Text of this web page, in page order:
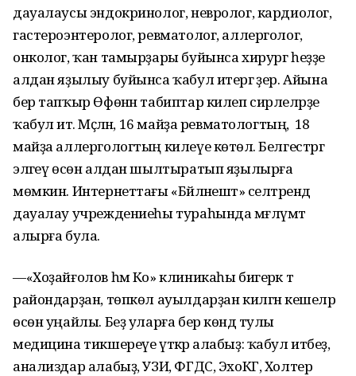
дауалаусы эндокринолог, невролог, кардиолог,
гастероэнтеролог, ревматолог, аллерголог,
онколог, ҡан тамырҙары буйынса хирург һеҙҙе
алдан яҙылыу буйынса ҡабул итергә әҙер. Айына
бер тапҡыр Өфөнән табиптар килеп сирлеләрҙе
ҡабул итә. Мәҫәлән, 16 майҙа ревматологтың, ә 18
майҙа аллергологтың килеүе көтөлә. Белгестәргә
эләгеү өсөн алдан шылтыратып яҙылырға
мөмкин. Интернеттағы «Бәйләнештә» селтәрендә
дауалау учреждениеһы тураһында мәғлүмәт
алырға була.
—«Хоҙайғолов һәм Ко» клиникаһы бигерәк тә
райондарҙан, төпкөл ауылдарҙан килгән кешеләр
өсөн уңайлы. Беҙ уларға бер көндә тулы
медицина тикшереүе үткәрә алабыҙ: ҡабул итәбеҙ,
анализдар алабыҙ, УЗИ, ФГДС, ЭхоКГ, Холтер